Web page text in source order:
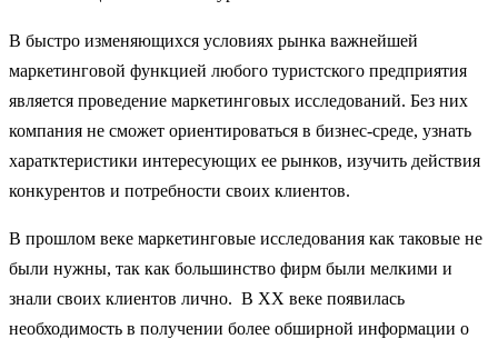
В быстро изменяющихся условиях рынка важнейшей
маркетинговой функцией любого туристского предприятия
является проведение маркетинговых исследований. Без них
компания не сможет ориентироваться в бизнес-среде, узнать
харатктеристики интересующих ее рынков, изучить действия
конкурентов и потребности своих клиентов.
В прошлом веке маркетинговые исследования как таковые не
были нужны, так как большинство фирм были мелкими и
знали своих клиентов лично. В XX веке появилась
необходимость в получении более обширной информации о